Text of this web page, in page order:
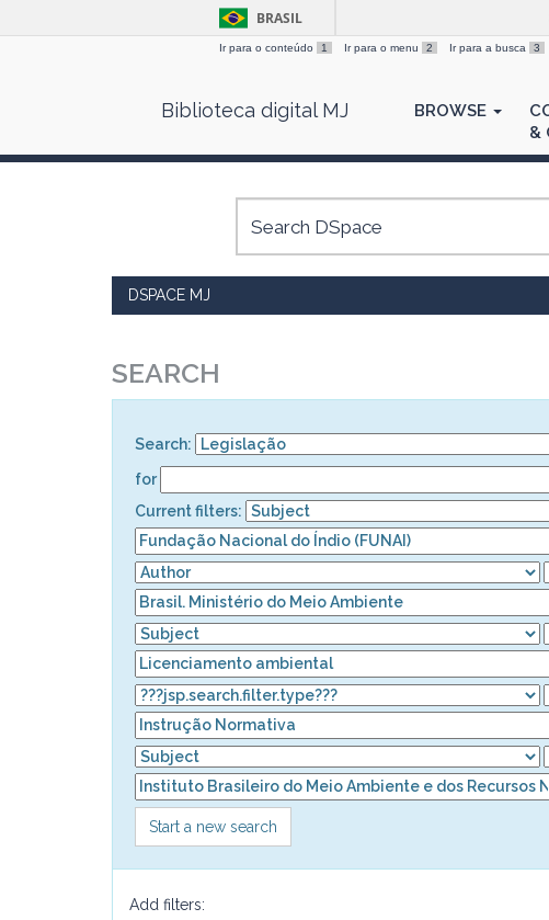
BRASIL
Ir para o conteúdo 1 Ir para o menu 2 Ir para a busca 3
Biblioteca digital MJ BROWSE
&
DSPACE MJ
SEARCH
Search:
for
Current filters:
Start a new search
Add filters: